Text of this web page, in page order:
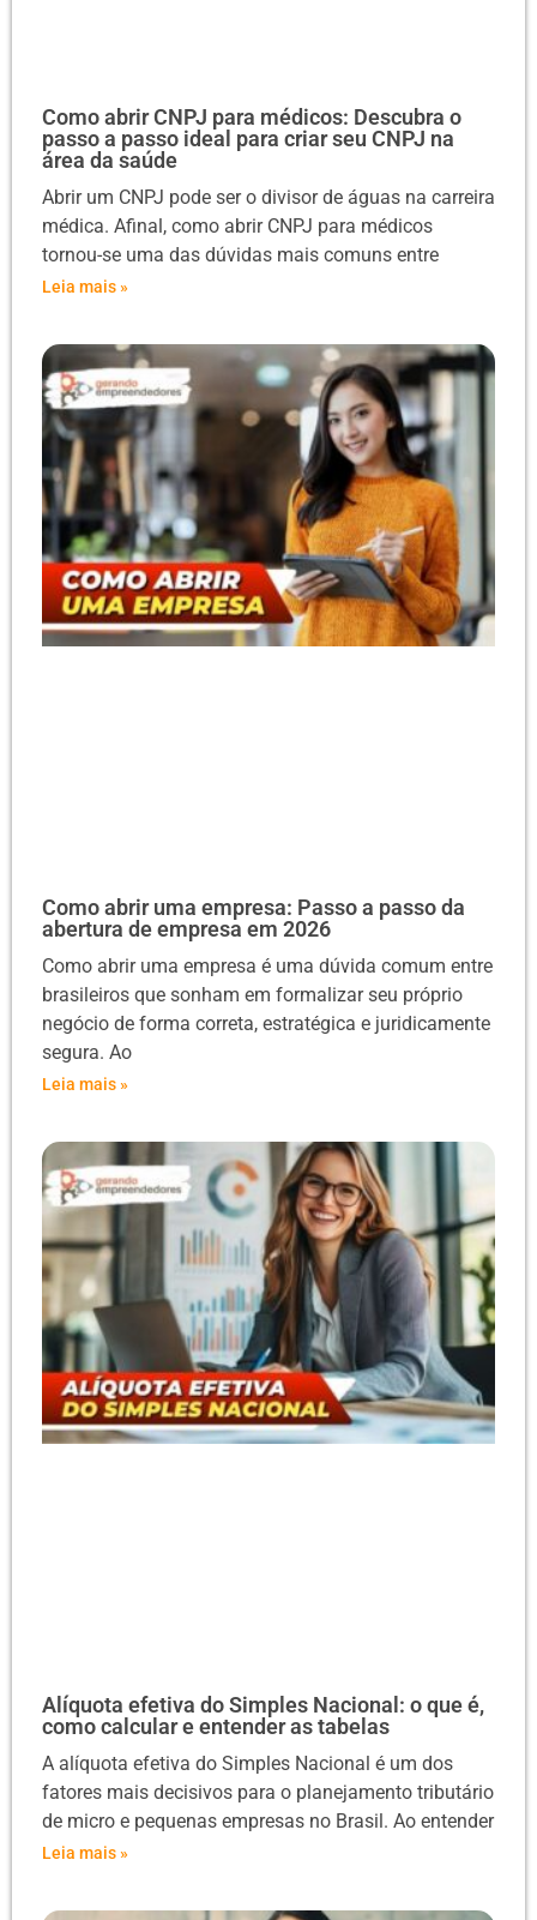
Como abrir CNPJ para médicos: Descubra o
passo a passo ideal para criar seu CNPJ na
área da saúde
Abrir um CNPJ pode ser o divisor de águas na carreira
médica. Afinal, como abrir CNPJ para médicos
tornou-se uma das dúvidas mais comuns entre
Leia mais »
Como abrir uma empresa: Passo a passo da
abertura de empresa em 2026
Como abrir uma empresa é uma dúvida comum entre
brasileiros que sonham em formalizar seu próprio
negócio de forma correta, estratégica e juridicamente
segura. Ao
Leia mais »
Alíquota efetiva do Simples Nacional: o que é,
como calcular e entender as tabelas
A alíquota efetiva do Simples Nacional é um dos
fatores mais decisivos para o planejamento tributário
de micro e pequenas empresas no Brasil. Ao entender
Leia mais »